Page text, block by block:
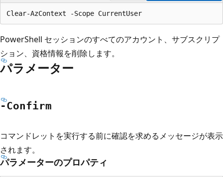
PowerShell セッションのすべてのアカウント、サブスクリプ
ション、資格情報を削除します。
パラメーター
-Confirm
コマンドレットを実行する前に確認を求めるメッセージが表示
されます。
パラメーターのプロパティ